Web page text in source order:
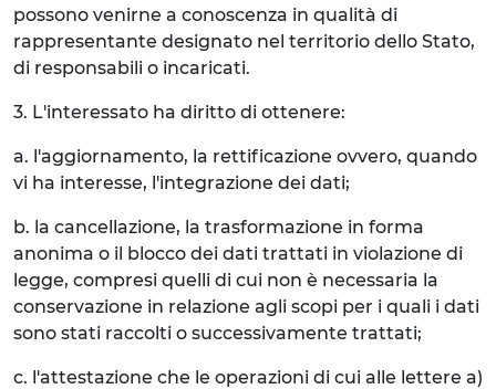
possono venirne a conoscenza in qualità di
rappresentante designato nel territorio dello Stato,
di responsabili o incaricati.
3. L'interessato ha diritto di ottenere:
a. l'aggiornamento, la rettificazione ovvero, quando
vi ha interesse, l'integrazione dei dati;
b. la cancellazione, la trasformazione in forma
anonima o il blocco dei dati trattati in violazione di
legge, compresi quelli di cui non è necessaria la
conservazione in relazione agli scopi per i quali i dati
sono stati raccolti o successivamente trattati;
c. l'attestazione che le operazioni di cui alle lettere a)